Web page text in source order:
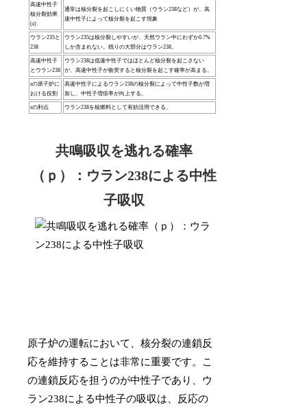
高速中性子
核分裂効果
(ε)
通常は核分裂を起こしにくい物質（ウラン238など）が、高
速中性子によって核分裂を起こす現象
ウラン235と
238
ウラン235は核分裂しやすいが、天然ウラン中にわずか0.7%
しか含まれない。残りの大部分はウラン238。
高速中性子
とウラン238
ウラン238は低速中性子ではほとんど核分裂を起こさない
が、高速中性子が衝突すると核分裂を起こす確率が高まる。
εの原子炉に
おける役割
高速中性子によるウラン238の核分裂によって中性子数が増
加し、中性子増倍率が向上する。
εの利点 ウラン238を核燃料として有効活用できる。
共鳴吸収を逃れる確率
（ｐ）：ウラン238による中性
子吸収
原子炉の運転において、核分裂の連鎖反
応を維持することは非常に重要です。こ
の連鎖反応を担うのが中性子であり、ウ
ラン238による中性子の吸収は、反応の